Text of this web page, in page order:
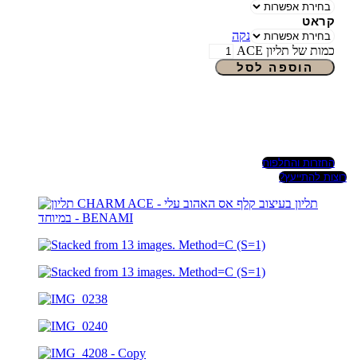
קראט
נקה
כמות של תליון ACE
הוספה לסל
החזרות והחלפות
רוצות להתייעץ?